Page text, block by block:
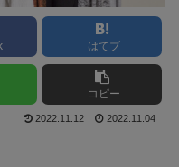
はてブ
コピー
2022.11.12 2022.11.04